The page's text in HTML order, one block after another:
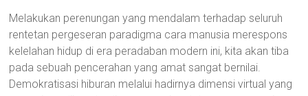
Melakukan perenungan yang mendalam terhadap seluruh
rentetan pergeseran paradigma cara manusia merespons
kelelahan hidup di era peradaban modern ini, kita akan tiba
pada sebuah pencerahan yang amat sangat bernilai.
Demokratisasi hiburan melalui hadirnya dimensi virtual yang